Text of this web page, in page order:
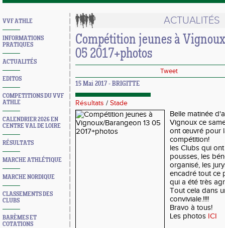
VVF ATHLE
INFORMATIONS
PRATIQUES
ACTUALITÉS
EDITOS
COMPETITIONS DU VVF
ATHLE
CALENDRIER 2026 EN
CENTRE VAL DE LOIRE
RÉSULTATS
MARCHE ATHLÉTIQUE
MARCHE NORDIQUE
CLASSEMENTS DES
CLUBS
BARÈMES ET
COTATIONS
ACTUALITÉS
Compétition jeunes à
05 2017+photos
Tweet
15 Mai 2017 - BRIGITTE
Résultats / Stade
Belle matinée
Vignoux ce
ont œuvré pour
compétition!
les Clubs qui
pousses, les
organisé, les
encadré tout ce
qui a été très
Tout cela dans
conviviale.!!!!
Bravo à tous!
Les photos ICI